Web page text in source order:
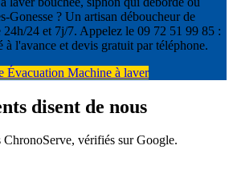
Gonesse ? Un artisan déboucheur de
24 et 7j/7. Appelez le 09 72 51 99 85 :
l'avance et devis gratuit par téléphone.
Évacuation Machine à laver
disent de nous
vérifiés sur Google.